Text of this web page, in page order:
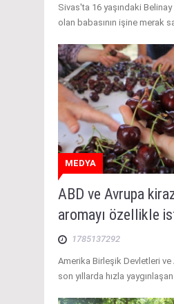
Sivas'ta 16 yaşındaki
olan babasının işine merak
MEDYA
ABD ve Avrupa
aromayı özellikle
1785137292
Amerika Birleşik Devletleri
son yıllarda hızla